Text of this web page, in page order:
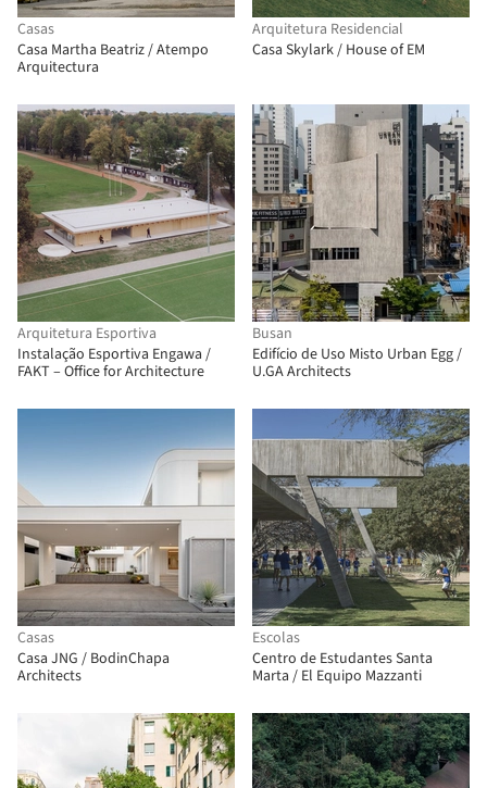
Casas
Casa Martha Beatriz / Atempo
Arquitectura
Arquitetura Residencial
Casa Skylark / House of EM
Arquitetura Esportiva
Instalação Esportiva Engawa /
FAKT – Office for Architecture
Busan
Edifício de Uso Misto Urban Egg /
U.GA Architects
Casas
Casa JNG / BodinChapa
Architects
Escolas
Centro de Estudantes Santa
Marta / El Equipo Mazzanti